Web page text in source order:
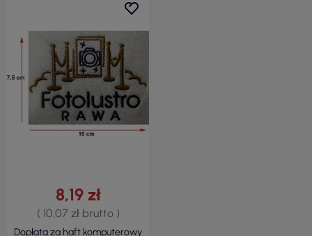
8,19 zł
( 10,07 zł brutto )
Dopłata za haft komputerowy